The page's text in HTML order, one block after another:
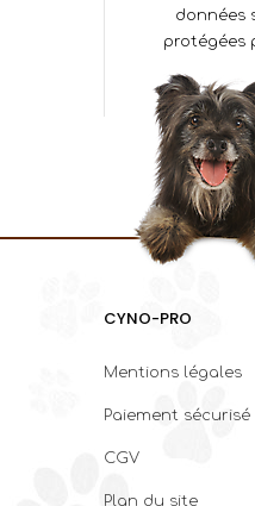
données
protégées
CYNO-PRO
Mentions légales
Paiement sécurisé
CGV
Plan du site